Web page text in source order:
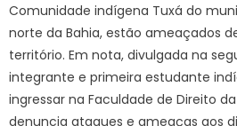
Comunidade indígena Tuxá do
norte da Bahia, estão ameaçados
território. Em nota, divulgada na
integrante e primeira estudante
ingressar na Faculdade de Direito da
denuncia ataques e ameaças aos